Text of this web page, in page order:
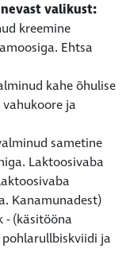
valikust:
kreemine
Ehtsa
kahe õhulise
ja
sametine
Laktoosivaba
Kanamunadest)
- (käsitööna
ja